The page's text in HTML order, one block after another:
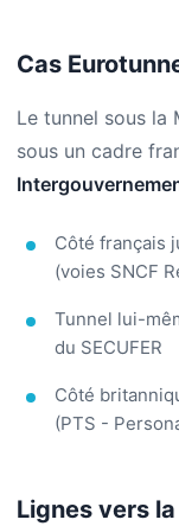
Cas
Le tunnel sous la
sous un cadre
Côté français
(voies SNCF
Tunnel lui-
du SECUFER
Côté
(PTS -
Lignes vers